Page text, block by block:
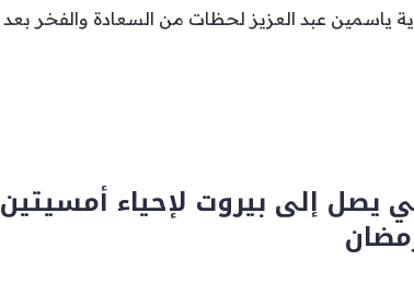
ياسمين عبد العزيز لحظات من السعادة والفخر بعد
يصل إلى بيروت لإحياء أمسيتين